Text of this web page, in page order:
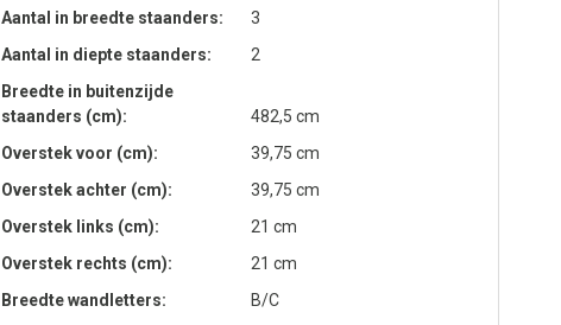
Aantal in breedte staanders
3
Aantal in diepte staanders
2
Breedte in buitenzijde
staanders (cm)
482,5 cm
Overstek voor (cm)
39,75 cm
Overstek achter (cm)
39,75 cm
Overstek links (cm)
21 cm
Overstek rechts (cm)
21 cm
Breedte wandletters
B/C